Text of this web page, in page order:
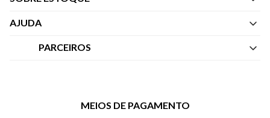
Quem Somos
AJUDA
Central de Atendimento
Trocas e Devoluções
PARCEIROS
Vai de VisaMEIOS DE PAGAMENTO